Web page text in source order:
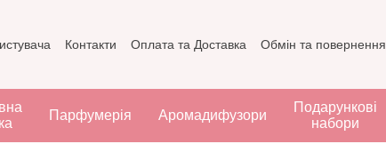
Контакти Оплата та Доставка Обмін та повернення
Парфумерія Аромадифузори
Подарункові
набори